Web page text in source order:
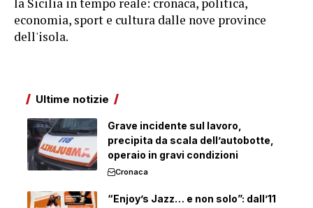
economia, sport e cultura dalle nove province
dell'isola.
Ultime notizie
Grave incidente sul lavoro,
precipita da scala dell’autobotte,
operaio in gravi condizioni
Cronaca
“Enjoy’s Jazz… e non solo”: dall’11